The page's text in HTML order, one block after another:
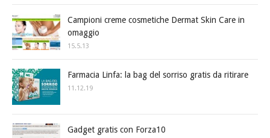
Campioni creme cosmetiche Dermat Skin Care in
omaggio
15.5.13
Farmacia Linfa: la bag del sorriso gratis da ritirare
11.12.19
Gadget gratis con Forza10